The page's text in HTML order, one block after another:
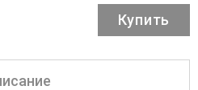
Купить